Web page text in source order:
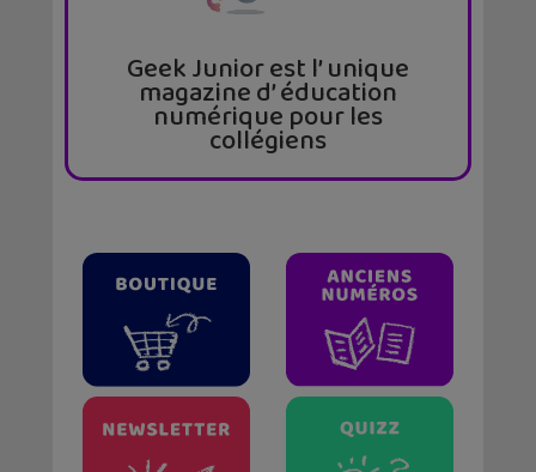
Geek Junior est l’ unique
magazine d’ éducation
numérique pour les
collégiens